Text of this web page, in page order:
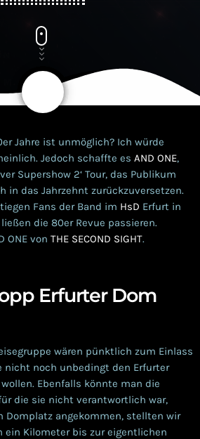
Jahre ist unmöglich? Ich würde
Jedoch schaffte es AND ONE,
Supershow 2‘ Tour, das Publikum
in das Jahrzehnt zurückzuversetzen.
Fans der Band im HsD Erfurt in
die 80er Revue passieren.
ONE von THE SECOND SIGHT.
Erfurter Dom
wären pünktlich zum Einlass
nicht noch unbedingt den Erfurter
Ebenfalls könnte man die
die sie nicht verantwortlich war,
Domplatz angekommen, stellten wir
ein Kilometer bis zur eigentlichen